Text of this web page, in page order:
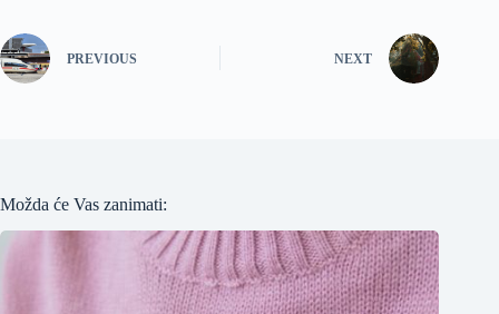
PREVIOUS NEXT
Možda će Vas zanimati: